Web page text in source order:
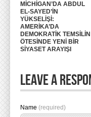
MİCHİGAN’DA ABDUL
EL-SAYED’İN
YÜKSELİŞİ:
AMERİKA’DA
DEMOKRATİK TEMSİLİN
ÖTESİNDE YENİ BİR
SİYASET ARAYIŞI
Leave A
Name (required)